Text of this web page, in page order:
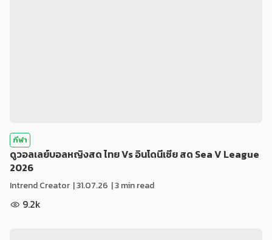
กีฬา
ดูวอลเลย์บอลหญิงสด ไทย Vs อินโดนีเซีย สด Sea V League
2026
Intrend Creator |31.07.26 | 3 min read
9.2k